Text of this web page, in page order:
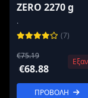
ZERO 2270 g
.
(7)
€75.19
€68.88
ΠΡΟΒΟΛΗ